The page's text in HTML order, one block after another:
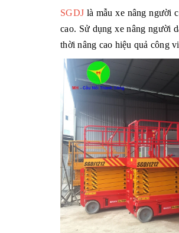
SGDJ là mẫu xe nâng người
cao. Sử dụng xe nâng người
thời nâng cao hiệu quả công